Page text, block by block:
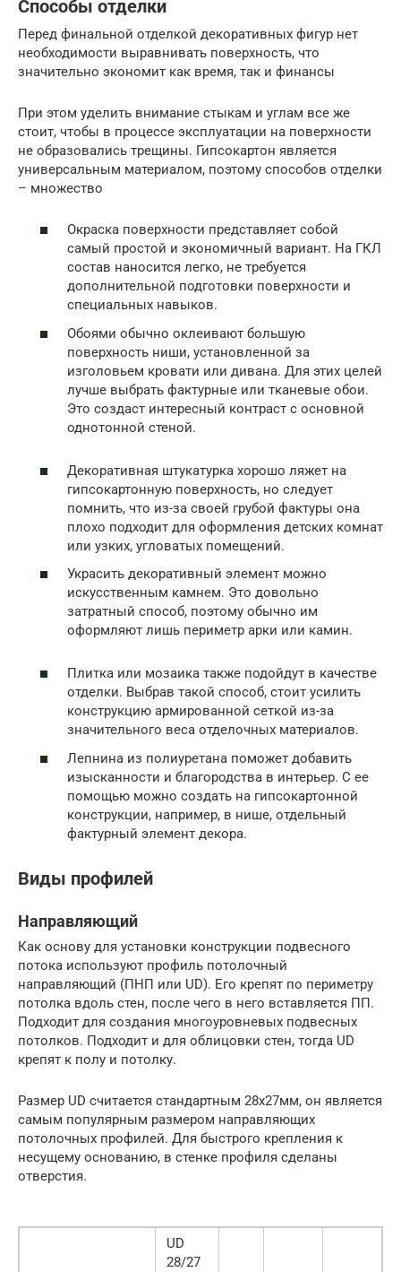
Способы отделки
Перед финальной отделкой декоративных фигур нет
необходимости выравнивать поверхность, что
значительно экономит как время, так и финансы
При этом уделить внимание стыкам и углам все же
стоит, чтобы в процессе эксплуатации на поверхности
не образовались трещины. Гипсокартон является
универсальным материалом, поэтому способов отделки
– множество
Окраска поверхности представляет собой
самый простой и экономичный вариант. На ГКЛ
состав наносится легко, не требуется
дополнительной подготовки поверхности и
специальных навыков.
Обоями обычно оклеивают большую
поверхность ниши, установленной за
изголовьем кровати или дивана. Для этих целей
лучше выбрать фактурные или тканевые обои.
Это создаст интересный контраст с основной
однотонной стеной.
Декоративная штукатурка хорошо ляжет на
гипсокартонную поверхность, но следует
помнить, что из-за своей грубой фактуры она
плохо подходит для оформления детских комнат
или узких, угловатых помещений.
Украсить декоративный элемент можно
искусственным камнем. Это довольно
затратный способ, поэтому обычно им
оформляют лишь периметр арки или камин.
Плитка или мозаика также подойдут в качестве
отделки. Выбрав такой способ, стоит усилить
конструкцию армированной сеткой из-за
значительного веса отделочных материалов.
Лепнина из полиуретана поможет добавить
изысканности и благородства в интерьер. С ее
помощью можно создать на гипсокартонной
конструкции, например, в нише, отдельный
фактурный элемент декора.
Виды профилей
Направляющий
Как основу для установки конструкции подвесного
потока используют профиль потолочный
направляющий (ПНП или UD). Его крепят по периметру
потолка вдоль стен, после чего в него вставляется ПП.
Подходит для создания многоуровневых подвесных
потолков. Подходит и для облицовки стен, тогда UD
крепят к полу и потолку.
Размер UD считается стандартным 28х27мм, он является
самым популярным размером направляющих
потолочных профилей. Для быстрого крепления к
несущему основанию, в стенке профиля сделаны
отверстия.
UD
28/27